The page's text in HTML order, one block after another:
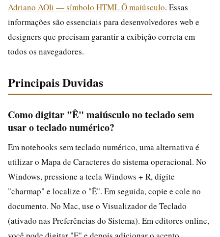
Adriano AOli — símbolo HTML Ô maiúsculo. Essas
informações são essenciais para desenvolvedores web e
designers que precisam garantir a exibição correta em
todos os navegadores.
Principais Duvidas
Como digitar "Ê" maiúsculo no teclado sem
usar o teclado numérico?
Em notebooks sem teclado numérico, uma alternativa é
utilizar o Mapa de Caracteres do sistema operacional. No
Windows, pressione a tecla Windows + R, digite
"charmap" e localize o "Ê". Em seguida, copie e cole no
documento. No Mac, use o Visualizador de Teclado
(ativado nas Preferências do Sistema). Em editores online,